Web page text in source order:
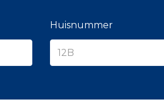
a
e
Huisnummer